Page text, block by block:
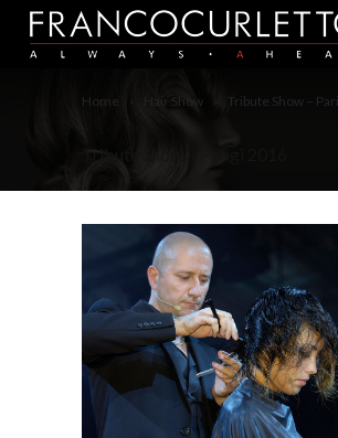
Home Hair Show Tribute Show –
Tribute Show – Parigi 2016